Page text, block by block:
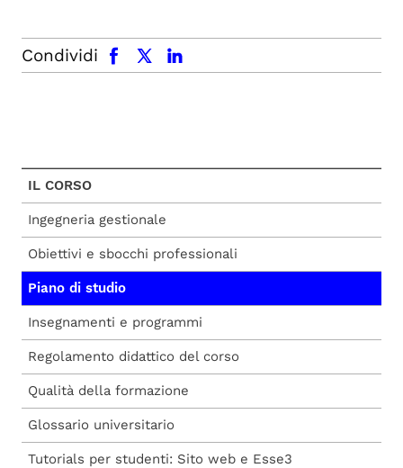
Condividi
facebook x.com linkedin
IL CORSO
Ingegneria gestionale
Obiettivi e sbocchi professionali
Piano di studio
Insegnamenti e programmi
Regolamento didattico del corso
Qualità della formazione
Glossario universitario
Tutorials per studenti: Sito web e Esse3